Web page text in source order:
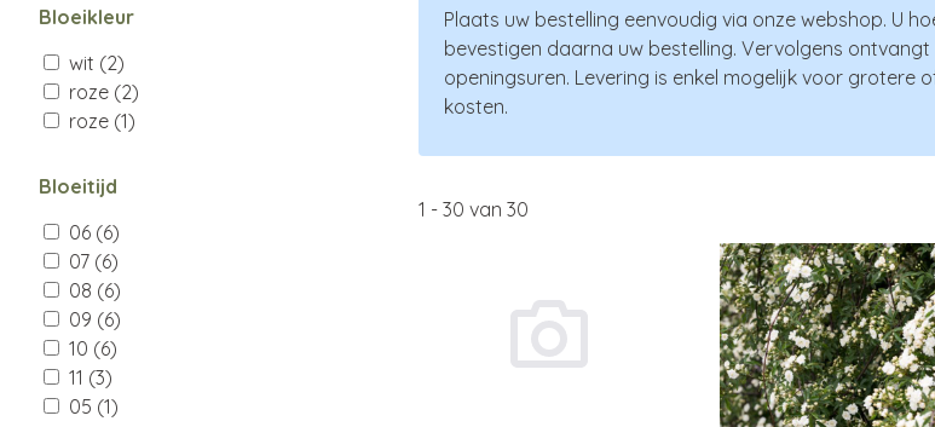
Bloeikleur
wit (2)
roze (2)
roze (1)
Bloeitijd
06 (6)
07 (6)
08 (6)
09 (6)
10 (6)
11 (3)
05 (1)
Plaats uw bestelling eenvoudig via onze webshop. U
bevestigen daarna uw bestelling. Vervolgens
openingsuren. Levering is enkel mogelijk voor
kosten.
1 - 30 van 30